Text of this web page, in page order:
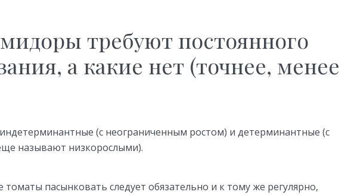
требуют постоянного
а какие нет (точнее, менее
(с неограниченным ростом) и детерминантные (с
называют низкорослыми).
пасынковать следует обязательно и к тому же регулярно,